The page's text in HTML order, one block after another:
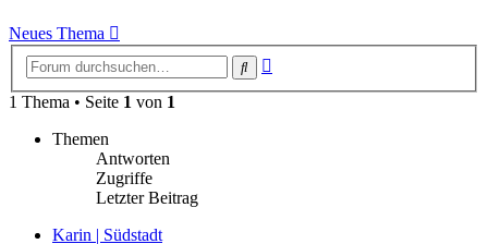
Neues Thema
Suche
1 Thema • Seite 1 von 1
Themen
Antworten
Zugriffe
Letzter Beitrag
Karin | Südstadt